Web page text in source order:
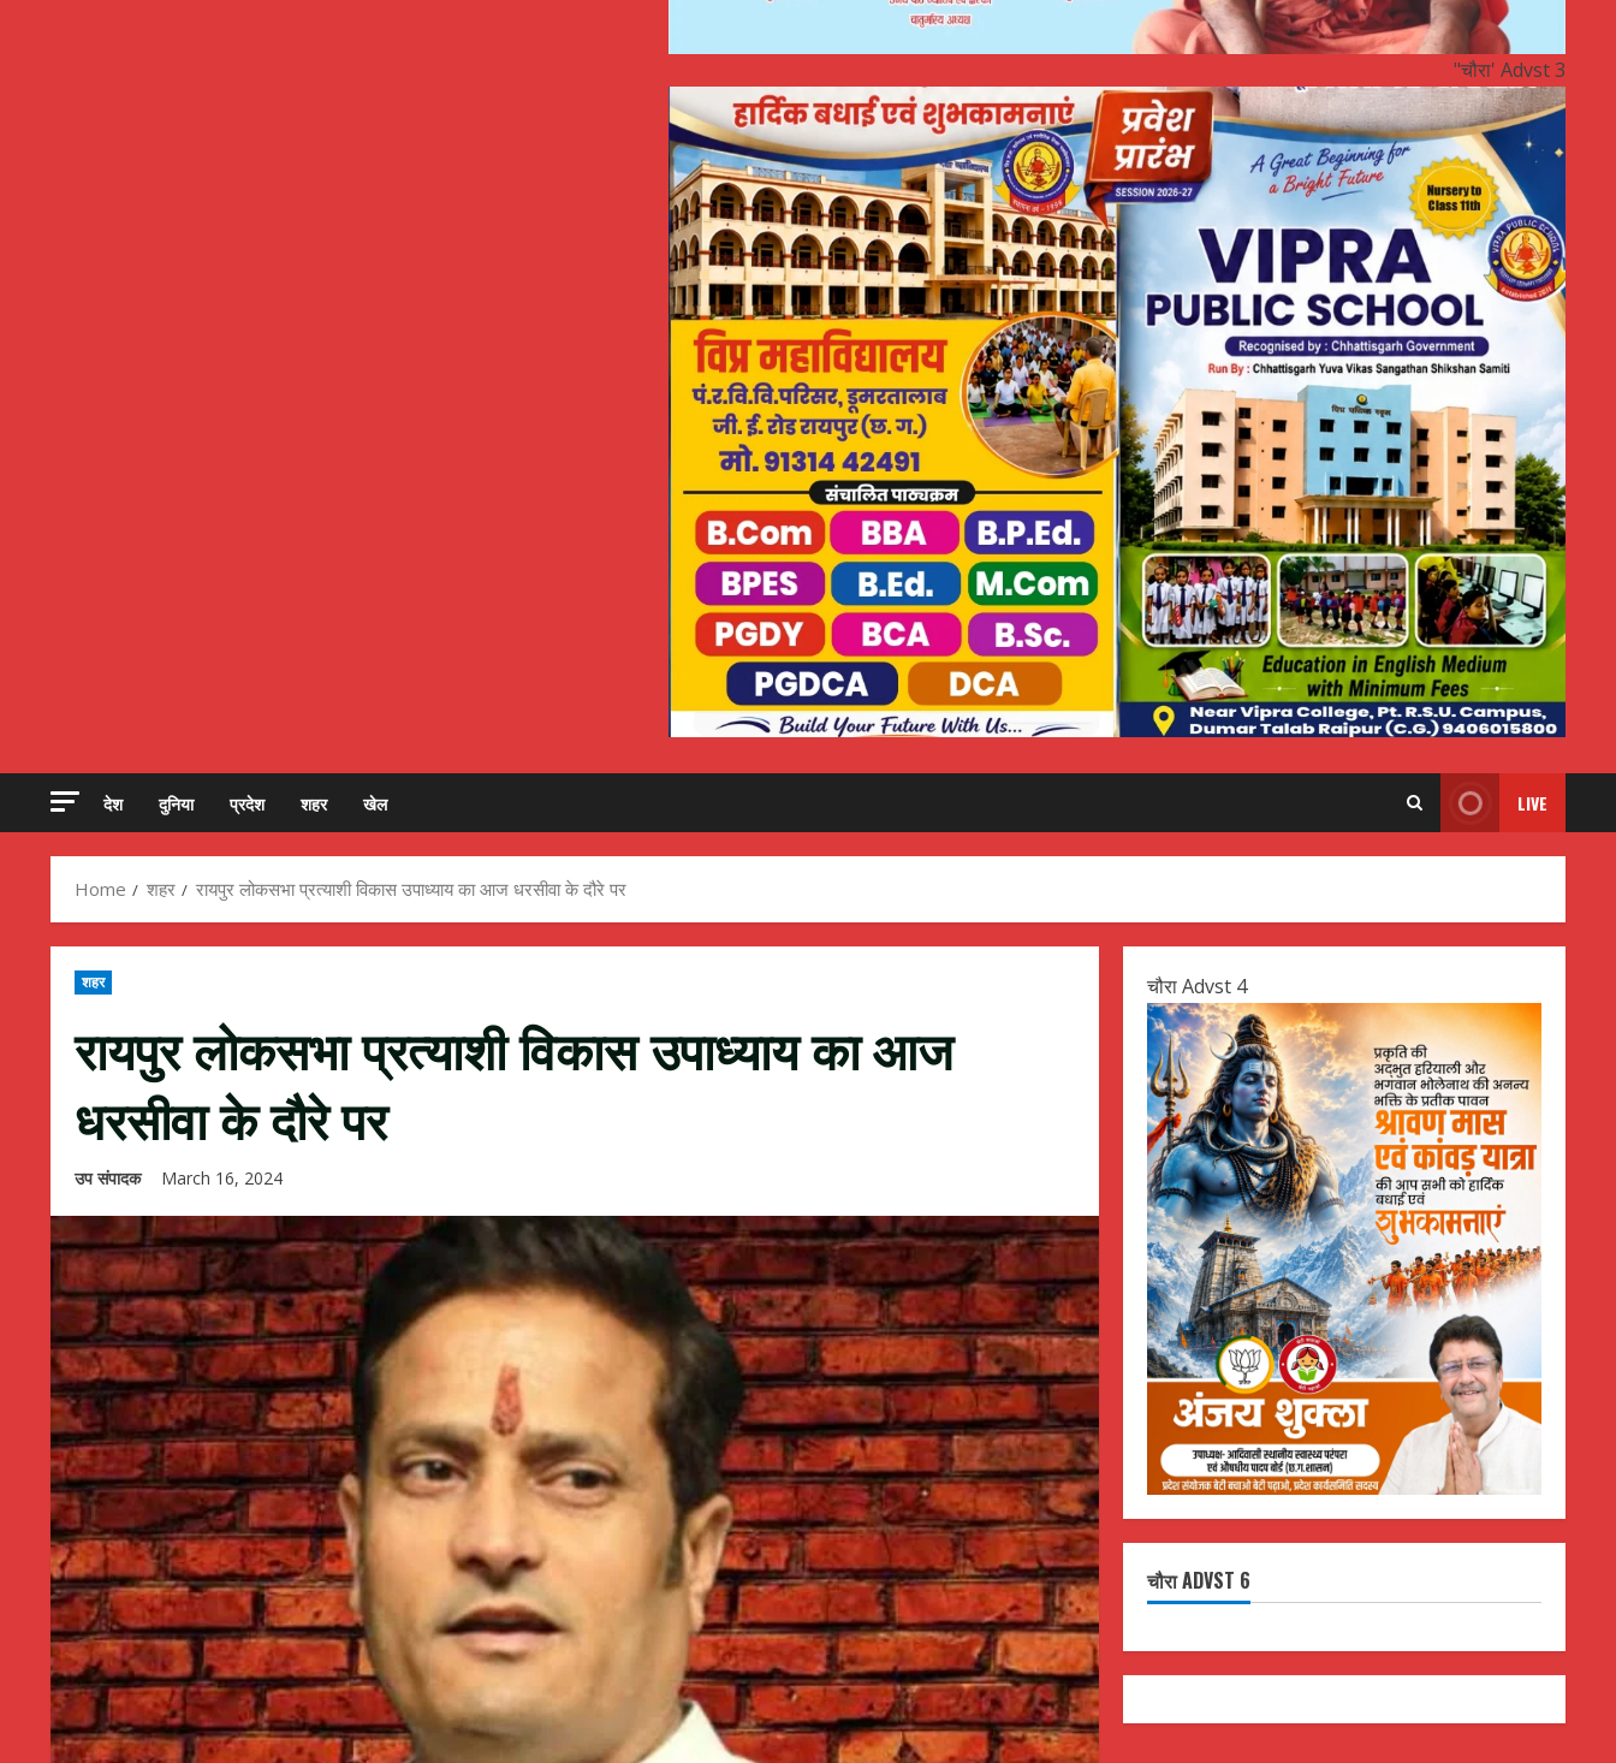
"चौरा' Advst 3
देश दुनिया प्रदेश शहर खेल LIVE
Home शहर रायपुर लोकसभा प्रत्याशी विकास उपाध्याय का आज धरसीवा के दौरे पर
शहर
रायपुर लोकसभा प्रत्याशी विकास उपाध्याय का आज
धरसीवा के दौरे पर
उप संपादक March 16, 2024
चौरा Advst 4
चौरा ADVST 6